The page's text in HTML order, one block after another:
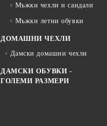
Мъжки чехли и сандали
Мъжки летни обувки
ДОМАШНИ ЧЕХЛИ
Дамски домашни чехли
ДАМСКИ ОБУВКИ -
ГОЛЕМИ РАЗМЕРИ